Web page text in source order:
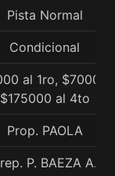
Pista Normal
Condicional
al 1ro,
$175000 al 4to
Prop. PAOLA
P. BAEZA A.